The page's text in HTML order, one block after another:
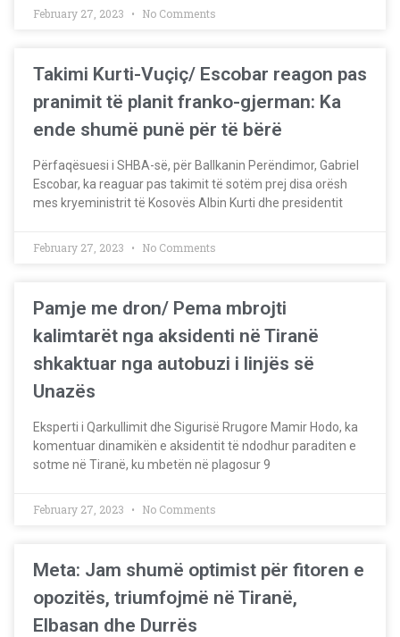
February 27, 2023 No Comments
Takimi Kurti-Vuçiç/ Escobar reagon pas
pranimit të planit franko-gjerman: Ka
ende shumë punë për të bërë
Përfaqësuesi i SHBA-së, për Ballkanin Perëndimor, Gabriel
Escobar, ka reaguar pas takimit të sotëm prej disa orësh
mes kryeministrit të Kosovës Albin Kurti dhe presidentit
February 27, 2023 No Comments
Pamje me dron/ Pema mbrojti
kalimtarët nga aksidenti në Tiranë
shkaktuar nga autobuzi i linjës së
Unazës
Eksperti i Qarkullimit dhe Sigurisë Rrugore Mamir Hodo, ka
komentuar dinamikën e aksidentit të ndodhur paraditen e
sotme në Tiranë, ku mbetën në plagosur 9
February 27, 2023 No Comments
Meta: Jam shumë optimist për fitoren e
opozitës, triumfojmë në Tiranë,
Elbasan dhe Durrës